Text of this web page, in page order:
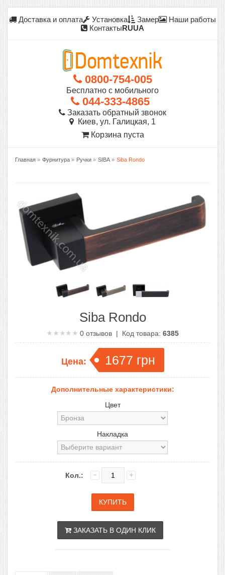
Доставка и оплата Установка Замер
Наши работы
КонтактыRUUA
0800-754-005
Бесплатно с мобильного
044-333-4865
Заказать обратный звонок
Киев, ул. Галицкая, 1
Корзина пуста
Главная » Фурнитура » Ручки » SIBA » Siba Rondo
Siba Rondo
0отзывов | Код товара: 6385
Цена: 1677 грн
Дополнительные характеристики:
Цвет
Накладка
Кол.:
ЗАКАЗАТЬ В ОДИН КЛИК